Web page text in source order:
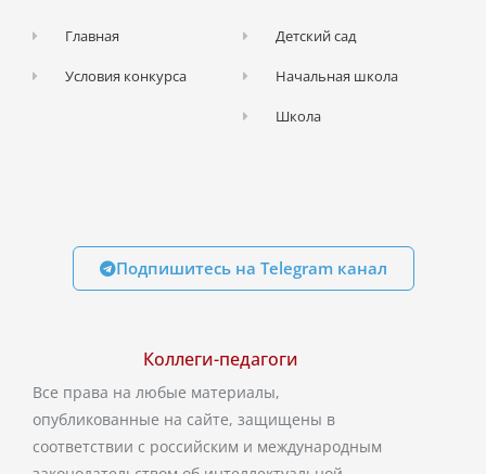
Главная
Условия конкурса
Детский сад
Начальная школа
Школа
Подпишитесь на Telegram канал
Коллеги-педагоги
Все права на любые материалы,
опубликованные на сайте, защищены в
соответствии с российским и международным